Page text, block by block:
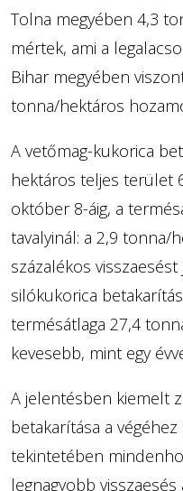
Tolna megyében 4,3
mértek, ami a
Bihar megyében
tonna/hektáros
A vetőmag-kukorica
hektáros teljes terület
október 8-áig, a
tavalyinál: a 2,9 tonna/
százalékos
silókukorica
termésátlaga 27,4
kevesebb, mint egy
A jelentésben kiemelt
betakarítása a
tekintetében
legnagyobb